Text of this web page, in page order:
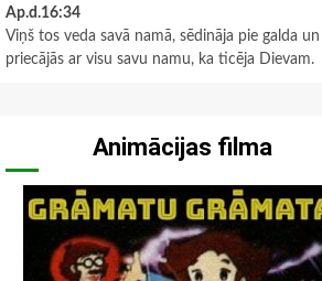
Ap.d.16:34
Viņš tos veda savā namā, sēdināja pie galda un
priecājās ar visu savu namu, ka ticēja Dievam.
Animācijas filma